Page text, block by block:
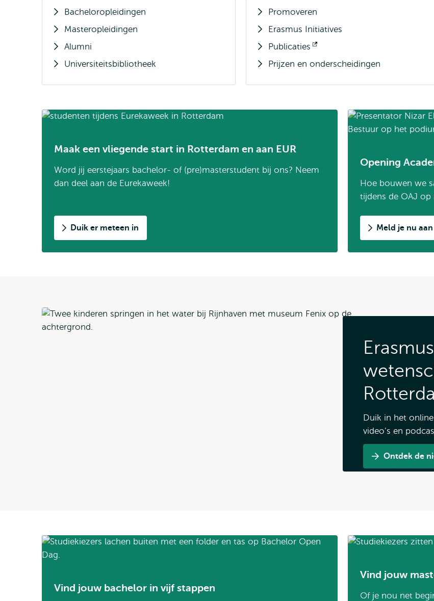
Bacheloropleidingen
Masteropleidingen
Alumni
Universiteitsbibliotheek
Promoveren
Erasmus Initiatives
Publicaties
Opent
extern
Prijzen en onderscheidingen
Maak een vliegende start in Rotterdam en aan EUR
Word jij eerstejaars bachelor- of (pre)masterstudent bij ons? Neem
dan deel aan de Eurekaweek!
Duik er meteen in
Opening
Hoe bouwen we
tijdens de OAJ op
Meld je nu aan
Duik in het
video’s en
Ontdek de
Vind jouw bachelor in vijf stappen
Vind jouw
Of je nou net